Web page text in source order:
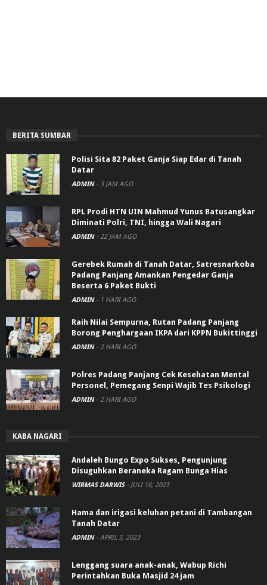
BERITA SUMBAR
Polisi Sita 82 Paket Ganja Siap Edar di Tanah
Datar
ADMIN - 3 JAM AGO
RPL Prodi HTN UIN Mahmud Yunus Batusangkar
Diminati Polri, TNI, hingga Wali Nagari
ADMIN - 22 JAM AGO
Gerebek Rumah di Tanah Datar, Satresnarkoba
Padang Panjang Amankan Pengedar Ganja
Beserta 6 Paket Bukti
ADMIN - 1 HARI AGO
Raih Nilai Sempurna, Rutan Padang Panjang
Borong Penghargaan IKPA dari KPPN Bukittinggi
ADMIN - 2 HARI AGO
Polres Padang Panjang Cek Kesehatan Mental
Personel, Pemegang Senpi Wajib Tes Psikologi
ADMIN - 2 HARI AGO
KABA NAGARI
Andaleh Bungo Expo Sukses, Pengunjung
Disuguhkan Beraneka Ragam Bunga Hias
WIRMAS DARWIS - JULI 16, 2023
Hama dan irigasi keluhan petani di Tambangan
Tanah Datar
ADMIN - APRIL 3, 2023
Lenggang suara anak-anak, Wabup Richi
Perintahkan Buka Masjid 24 jam